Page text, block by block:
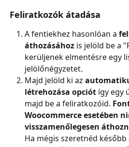
Feliratkozók átadása
A fentiekhez hasonlóan a
áthozásához is jelöld be a
kerüljenek elmentésre egy
jelölőnégyzetet.
Majd jelöld ki az
létrehozása opciót így egy
majd be a feliratkozóid.
Woocommerce esetében
visszamenőlegesen
Ha mégis szeretnéd